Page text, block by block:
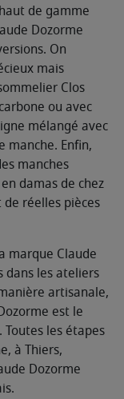
de gamme
Dozorme
On
mais
Clos
ou avec
mélangé avec
manche. Enfin,
manches
damas de chez
réelles pièces
marque Claude
les ateliers
artisanale,
est le
les étapes
à Thiers,
Dozorme